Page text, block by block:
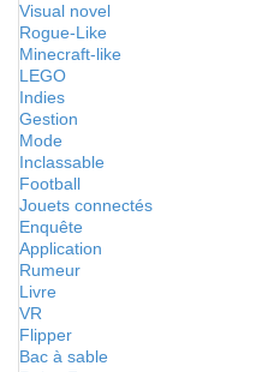
Visual novel
Rogue-Like
Minecraft-like
LEGO
Indies
Gestion
Mode
Inclassable
Football
Jouets connectés
Enquête
Application
Rumeur
Livre
VR
Flipper
Bac à sable